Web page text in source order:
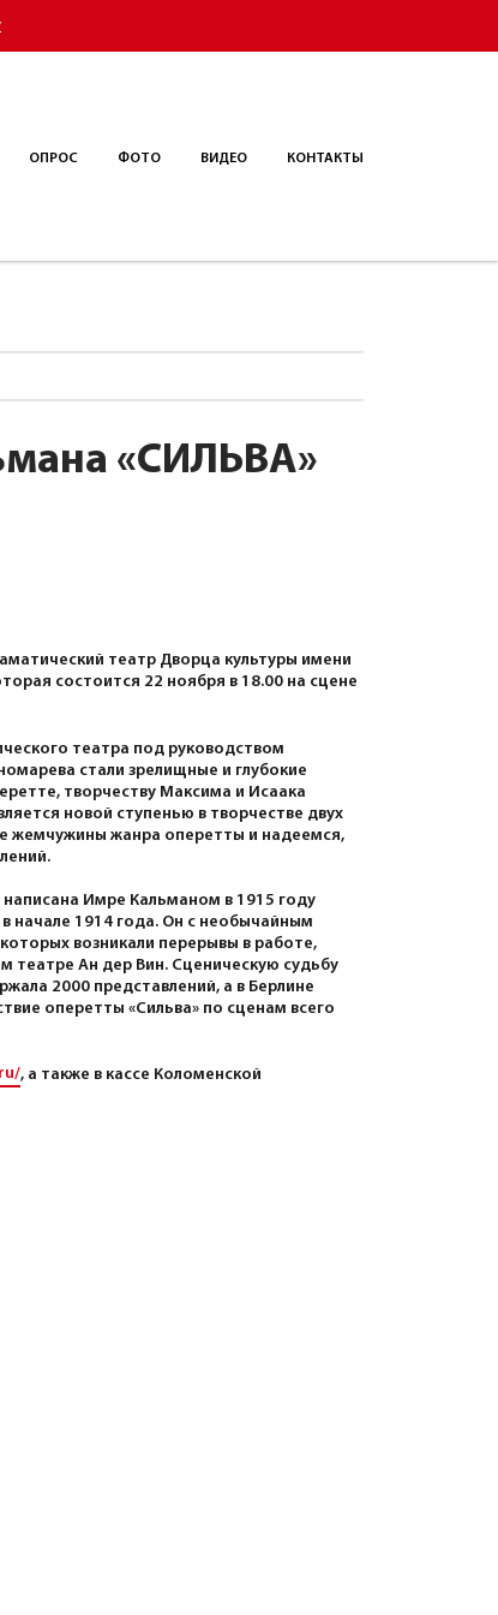
ОПРОС ФОТО ВИДЕО КОНТАКТЫ
«СИЛЬВА»
театр Дворца культуры имени
состоится 22 ноября в 18.00 на сцене
театра под руководством
стали зрелищные и глубокие
творчеству Максима и Исаака
новой ступенью в творчестве двух
жемчужины жанра оперетты и надеемся,
Имре Кальманом в 1915 году
начале 1914 года. Он с необычайным
возникали перерывы в работе,
театре Ан дер Вин. Сценическую судьбу
2000 представлений, а в Берлине
оперетты «Сильва» по сценам всего
, а также в кассе Коломенской